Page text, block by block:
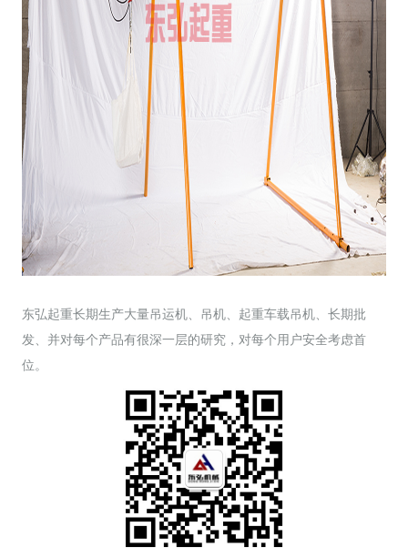
东弘起重长期生产大量吊运机、吊机、起重车载吊机、长期批
发、并对每个产品有很深一层的研究，对每个用户安全考虑首
位。